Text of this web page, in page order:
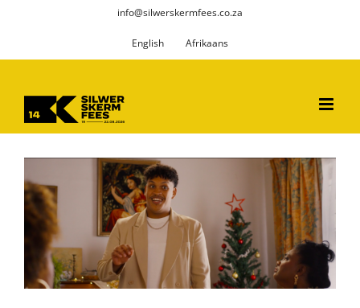
info@silwerskermfees.co.za
English Afrikaans